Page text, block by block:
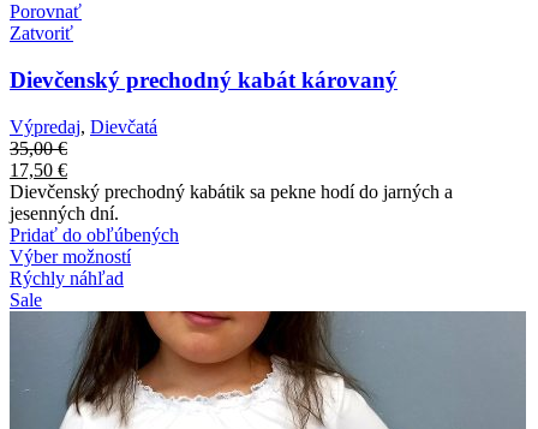
Porovnať
Zatvoriť
Dievčenský prechodný kabát károvaný
Výpredaj, Dievčatá
35,00€
17,50 €
Dievčenský prechodný kabátik sa pekne hodí do jarných a
jesenných dní.
Pridať do obľúbených
Výber možností
Rýchly náhľad
Sale